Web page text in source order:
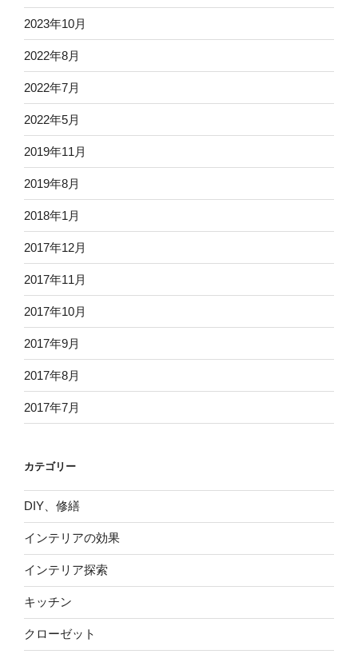
2023年10月
2022年8月
2022年7月
2022年5月
2019年11月
2019年8月
2018年1月
2017年12月
2017年11月
2017年10月
2017年9月
2017年8月
2017年7月
カテゴリー
DIY、修繕
インテリアの効果
インテリア探索
キッチン
クローゼット